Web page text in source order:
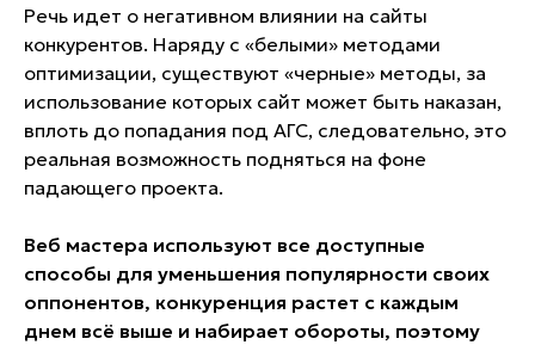
Речь идет о негативном влиянии на сайты
конкурентов. Наряду с «белыми» методами
оптимизации, существуют «черные» методы, за
использование которых сайт может быть наказан,
вплоть до попадания под АГС, следовательно, это
реальная возможность подняться на фоне
падающего проекта.
Веб мастера используют все доступные
способы для уменьшения популярности своих
оппонентов, конкуренция растет с каждым
днем всё выше и набирает обороты, поэтому